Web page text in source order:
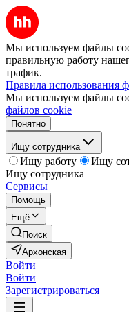
Мы используем файлы
правильную работу
трафик.
Правила использования
Мы используем файлы
файлов cookie
Понятно
Ищу сотрудника
Ищу работу
Ищу
Ищу сотрудника
Сервисы
Помощь
Ещё
Поиск
Архонская
Войти
Войти
Зарегистрироваться